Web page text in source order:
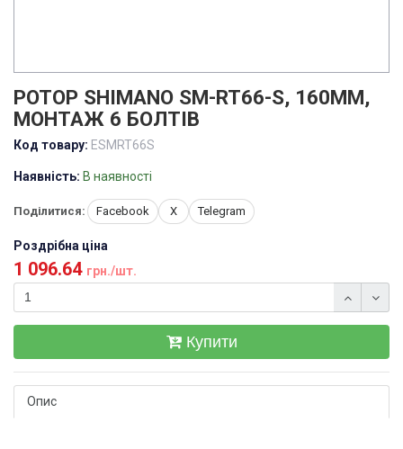
РОТОР SHIMANO SM-RT66-S, 160ММ,
МОНТАЖ 6 БОЛТІВ
Код товару: ESMRT66S
Наявність: В наявності
Поділитися: Facebook X Telegram
Роздрібна ціна
1 096.64 грн./шт.
Купити
Опис